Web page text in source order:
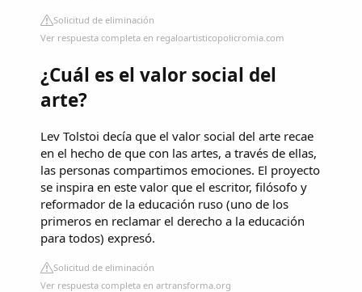
Solicitud de eliminación
Ver respuesta completa en regaloartisticopolicromia.com
¿Cuál es el valor social del
arte?
Lev Tolstoi decía que el valor social del arte recae
en el hecho de que con las artes, a través de ellas,
las personas compartimos emociones. El proyecto
se inspira en este valor que el escritor, filósofo y
reformador de la educación ruso (uno de los
primeros en reclamar el derecho a la educación
para todos) expresó.
Solicitud de eliminación
Ver respuesta completa en artransforma.org